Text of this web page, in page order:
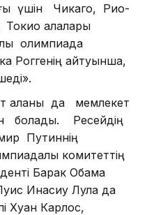
үшін Чикаго, Рио-
қалалары
олимпиада
Роггенің айтуынша,
қаланы да мемлекет
болады. Ресейдің
Путиннің
комитеттің
Барак Обама
Инасиу Лула да
Хуан Карлос,